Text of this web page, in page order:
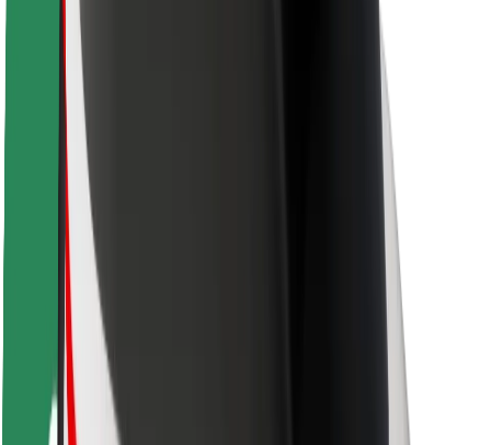
Města
Letiště
Nabíjecí stanice Bolt
Podpora
Pro cestující
Pro řidiče